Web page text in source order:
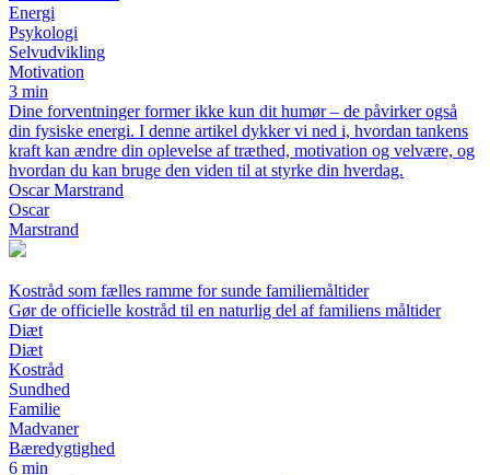
Energi
Psykologi
Selvudvikling
Motivation
3 min
Dine forventninger former ikke kun dit humør – de påvirker også
din fysiske energi. I denne artikel dykker vi ned i, hvordan tankens
kraft kan ændre din oplevelse af træthed, motivation og velvære, og
hvordan du kan bruge den viden til at styrke din hverdag.
Oscar Marstrand
Oscar
Marstrand
Kostråd som fælles ramme for sunde familiemåltider
Gør de officielle kostråd til en naturlig del af familiens måltider
Diæt
Diæt
Kostråd
Sundhed
Familie
Madvaner
Bæredygtighed
6 min